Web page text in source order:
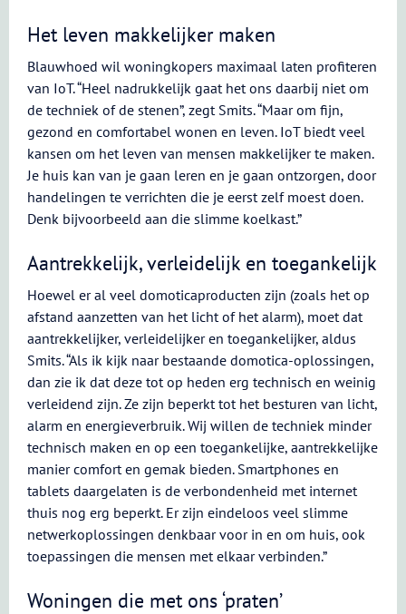
Het leven makkelijker maken
Blauwhoed wil woningkopers maximaal laten profiteren
van IoT. “Heel nadrukkelijk gaat het ons daarbij niet om
de techniek of de stenen”, zegt Smits. “Maar om fijn,
gezond en comfortabel wonen en leven. IoT biedt veel
kansen om het leven van mensen makkelijker te maken.
Je huis kan van je gaan leren en je gaan ontzorgen, door
handelingen te verrichten die je eerst zelf moest doen.
Denk bijvoorbeeld aan die slimme koelkast.”
Aantrekkelijk, verleidelijk en toegankelijk
Hoewel er al veel domoticaproducten zijn (zoals het op
afstand aanzetten van het licht of het alarm), moet dat
aantrekkelijker, verleidelijker en toegankelijker, aldus
Smits. “Als ik kijk naar bestaande domotica-oplossingen,
dan zie ik dat deze tot op heden erg technisch en weinig
verleidend zijn. Ze zijn beperkt tot het besturen van licht,
alarm en energieverbruik. Wij willen de techniek minder
technisch maken en op een toegankelijke, aantrekkelijke
manier comfort en gemak bieden. Smartphones en
tablets daargelaten is de verbondenheid met internet
thuis nog erg beperkt. Er zijn eindeloos veel slimme
netwerkoplossingen denkbaar voor in en om huis, ook
toepassingen die mensen met elkaar verbinden.”
Woningen die met ons ‘praten’